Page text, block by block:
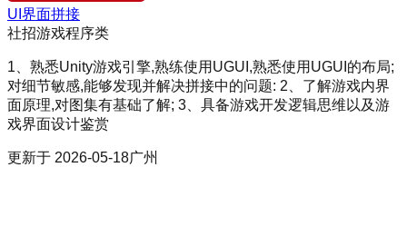
UI界面拼接
社招游戏程序类
1、熟悉Unity游戏引擎,熟练使用UGUI,熟悉使用UGUI的布局;
对细节敏感,能够发现并解决拼接中的问题: 2、了解游戏内界
面原理,对图集有基础了解; 3、具备游戏开发逻辑思维以及游
戏界面设计鉴赏
更新于 2026-05-18广州